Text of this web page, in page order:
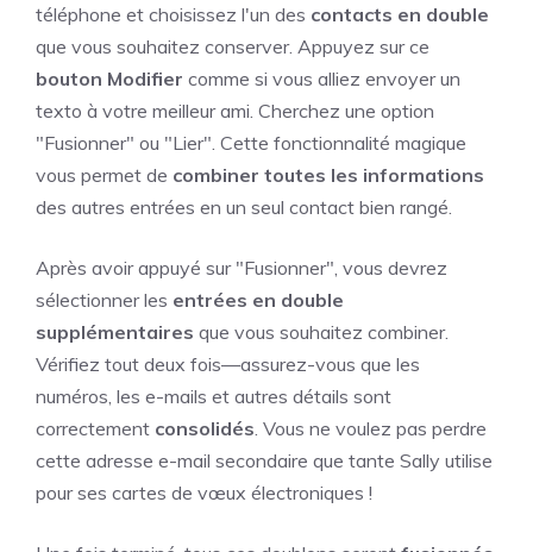
téléphone et choisissez l'un des contacts en double
que vous souhaitez conserver. Appuyez sur ce
bouton Modifier comme si vous alliez envoyer un
texto à votre meilleur ami. Cherchez une option
"Fusionner" ou "Lier". Cette fonctionnalité magique
vous permet de combiner toutes les informations
des autres entrées en un seul contact bien rangé.
Après avoir appuyé sur "Fusionner", vous devrez
sélectionner les entrées en double
supplémentaires que vous souhaitez combiner.
Vérifiez tout deux fois—assurez-vous que les
numéros, les e-mails et autres détails sont
correctement consolidés . Vous ne voulez pas perdre
cette adresse e-mail secondaire que tante Sally utilise
pour ses cartes de vœux électroniques !